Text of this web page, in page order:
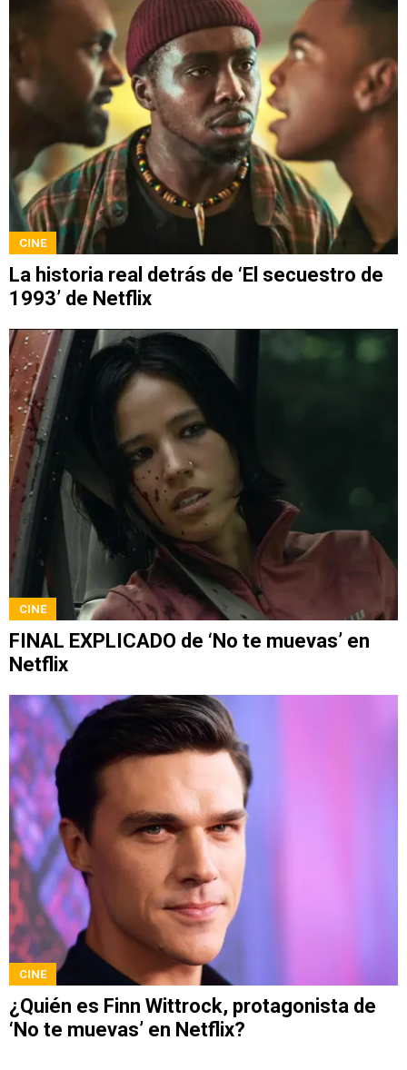
CINE
La historia real detrás de ‘El secuestro de
1993’ de Netflix
CINE
FINAL EXPLICADO de ‘No te muevas’ en
Netflix
CINE
¿Quién es Finn Wittrock, protagonista de
‘No te muevas’ en Netflix?